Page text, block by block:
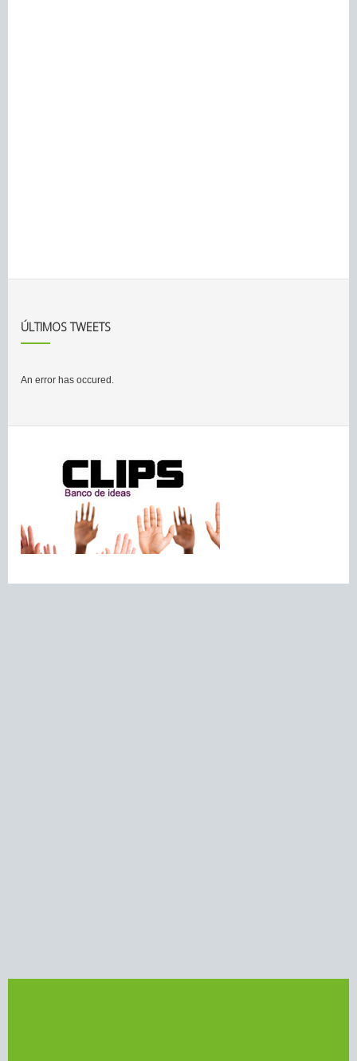
ÚLTIMOS TWEETS
An error has occured.